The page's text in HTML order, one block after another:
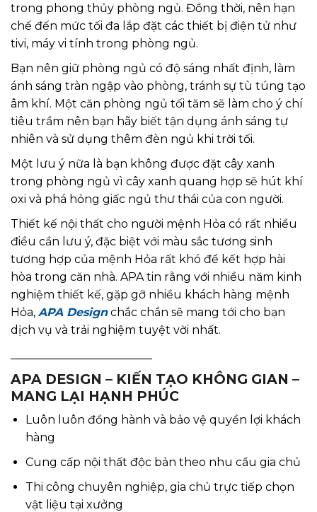
trong phong thủy phòng ngủ. Đồng thời, nên hạn
chế đến mức tối đa lắp đặt các thiết bị điện tử như
tivi, máy vi tính trong phòng ngủ.
Bạn nên giữ phòng ngủ có độ sáng nhất định, làm
ánh sáng tràn ngập vào phòng, tránh sự tù túng tạo
âm khí. Một căn phòng ngủ tối tăm sẽ làm cho ý chí
tiêu trầm nên bạn hãy biết tận dụng ánh sáng tự
nhiên và sử dụng thêm đèn ngủ khi trời tối.
Một lưu ý nữa là bạn không được đặt cây xanh
trong phòng ngủ vì cây xanh quang hợp sẽ hút khí
oxi và phá hỏng giấc ngủ thư thái của con người.
Thiết kế nội thất cho người mệnh Hỏa có rất nhiều
điều cần lưu ý, đặc biệt với màu sắc tương sinh
tương hợp của mệnh Hỏa rất khó để kết hợp hài
hòa trong căn nhà. APA tin rằng với nhiều năm kinh
nghiệm thiết kế, gặp gỡ nhiều khách hàng mệnh
Hỏa, APA Designchắc chắn sẽ mang tới cho bạn
dịch vụ và trải nghiệm tuyệt vời nhất.
APA DESIGN – KIẾN TẠO KHÔNG GIAN –
MANG LẠI HẠNH PHÚC
Luôn luôn đồng hành và bảo vệ quyền lợi khách
hàng
Cung cấp nội thất độc bản theo nhu cầu gia chủ
Thi công chuyên nghiệp, gia chủ trực tiếp chọn
vật liệu tại xưởng